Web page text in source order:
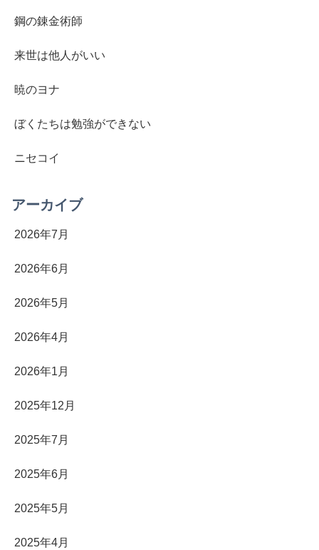
鋼の錬金術師
来世は他人がいい
暁のヨナ
ぼくたちは勉強ができない
ニセコイ
アーカイブ
2026年7月
2026年6月
2026年5月
2026年4月
2026年1月
2025年12月
2025年7月
2025年6月
2025年5月
2025年4月